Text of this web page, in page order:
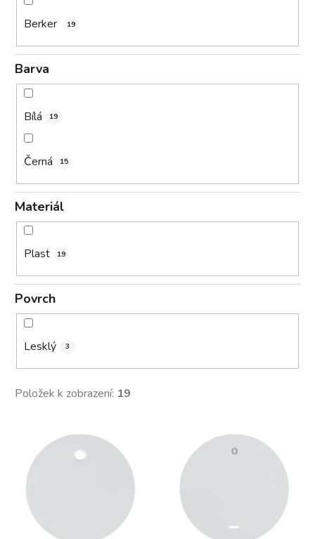
Berker 19
Barva
Bílá 19
Černá 15
Materiál
Plast 19
Povrch
Lesklý 3
Položek k zobrazení: 19